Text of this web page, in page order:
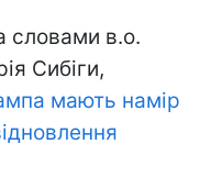
словами в.о.
Сибіги,
мають намір